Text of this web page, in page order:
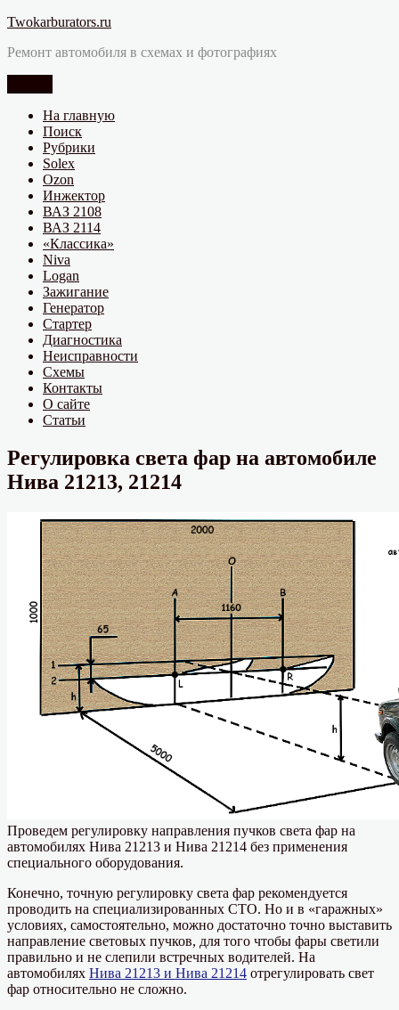
Перейти
содержимому
Twokarburators.ru
Ремонт автомобиля в схемах и фотографиях
На главную
Поиск
Рубрики
Solex
Ozon
Инжектор
ВАЗ 2108
ВАЗ 2114
«Классика»
Niva
Logan
Зажигание
Генератор
Стартер
Диагностика
Неисправности
Схемы
Контакты
О сайте
Статьи
Регулировка света фар на автомобиле
Нива 21213, 21214
Проведем регулировку направления пучков света фар на
автомобилях Нива 21213 и Нива 21214 без применения
специального оборудования.
Конечно, точную регулировку света фар рекомендуется
проводить на специализированных СТО. Но и в «гаражных»
условиях, самостоятельно, можно достаточно точно выставить
направление световых пучков, для того чтобы фары светили
правильно и не слепили встречных водителей. На
автомобилях Нива 21213 и Нива 21214 отрегулировать свет
фар относительно не сложно.